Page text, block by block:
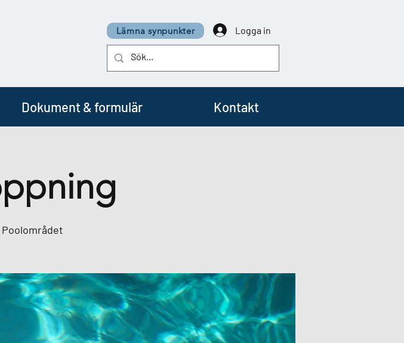
Logga in
Lämna synpunkter
Dokument & formulär Kontakt
Poolområdet